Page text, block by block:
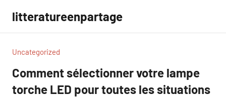
contenu
litteratureenpartage
Uncategorized
Comment sélectionner votre lampe
torche LED pour toutes les situations